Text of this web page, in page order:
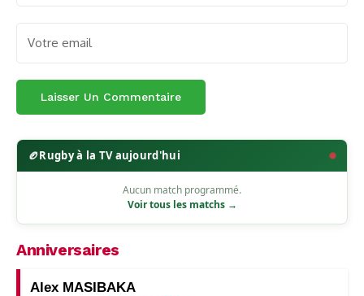
🏉Rugby à la TV aujourd'hui
Aucun match programmé.
Voir tous les matchs →
Anniversaires
Alex MASIBAKA